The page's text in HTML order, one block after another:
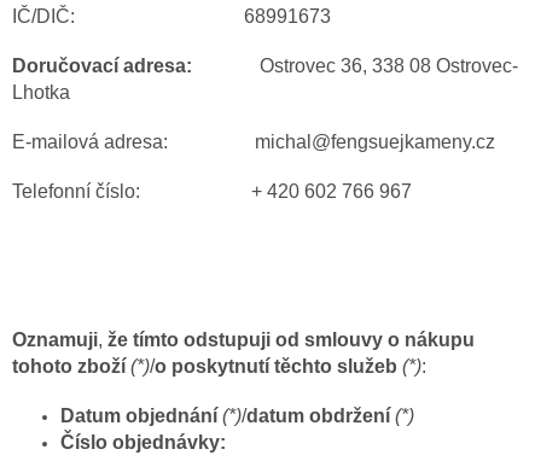
IČ/DIČ: 68991673
Doručovací adresa: Ostrovec 36, 338 08 Ostrovec-
Lhotka
E-mailová adresa: michal@fengsuejkameny.cz
Telefonní číslo: + 420 602 766 967
Oznamuji, že tímto odstupuji od smlouvy o nákupu
tohoto zboží (*)/o poskytnutí těchto služeb (*):
Datum objednání (*)/datum obdržení (*)
Číslo objednávky: